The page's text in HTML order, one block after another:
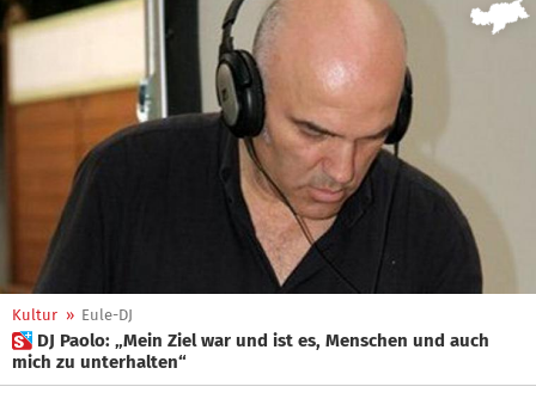
Kultur » Eule-DJ
 DJ Paolo: „Mein Ziel war und ist es, Menschen und auch
mich zu unterhalten“